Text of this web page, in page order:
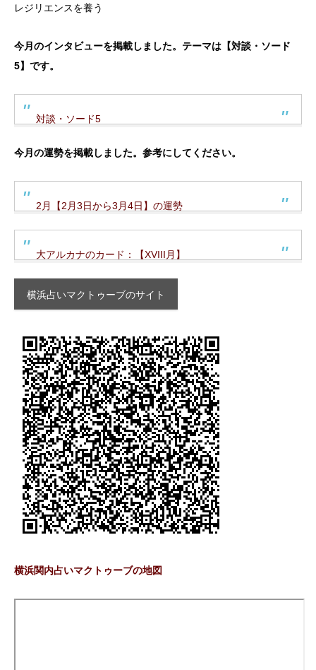
レジリエンスを養う
今月のインタビューを掲載しました。テーマは【対談・ソード
5】です。
対談・ソード5
今月の運勢を掲載しました。参考にしてください。
2月【2月3日から3月4日】の運勢
大アルカナのカード：【XVIII月】
横浜占いマクトゥーブのサイト
横浜関内占いマクトゥーブの地図